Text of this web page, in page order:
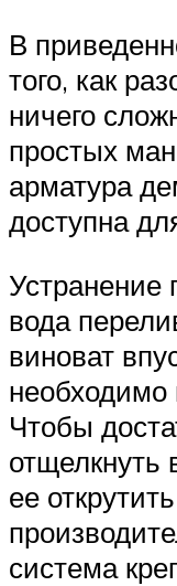
В
того, как
ничего
простых
арматура
доступна
Устранение
вода
виноват
Чтобы
ее
система